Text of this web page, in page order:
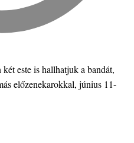
este is hallhatjuk a bandát,
előzenekarokkal, június 11-